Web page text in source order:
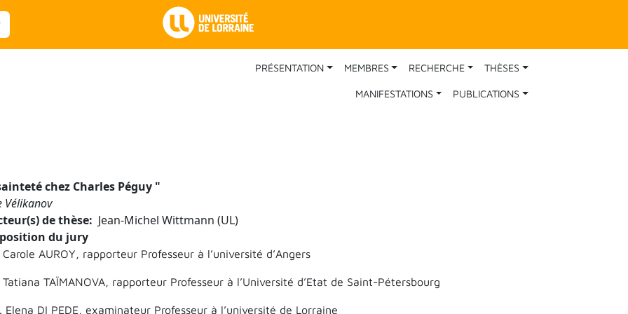
Main NavigationPRÉSENTATION MEMBRES RECHERCHE THÈSES
MANIFESTATIONS PUBLICATIONS
chez Charles Péguy "
Vélikanov
de thèse
Jean-Michel Wittmann (UL)
du jury
AUROY, rapporteur Professeur à l’université d’Angers
Tatiana TAÏMANOVA, rapporteur Professeur à l’Université d’Etat de Saint-Pétersbourg
Elena DI PEDE, examinateur Professeur à l’université de Lorraine